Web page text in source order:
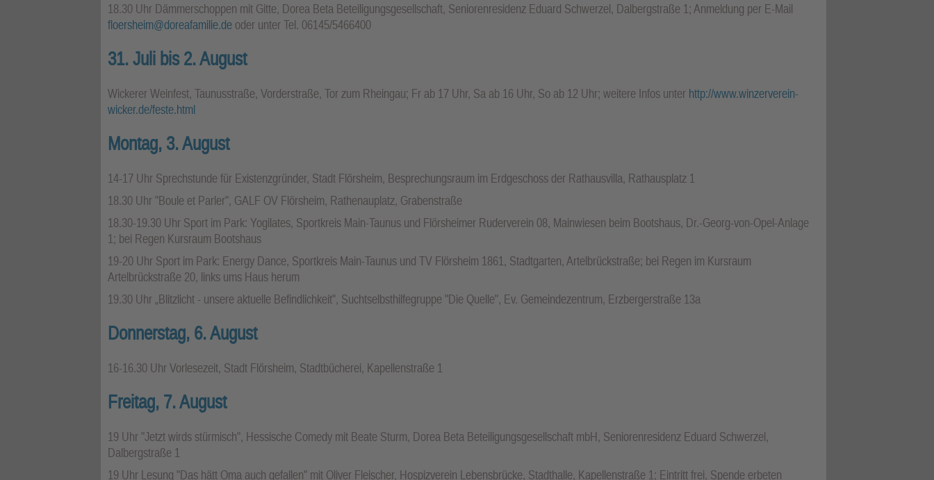
18.30 Uhr Dämmerschoppen mit Gitte, Dorea Beta Beteiligungsgesellschaft, Seniorenresidenz Eduard Schwerzel, Dalbergstraße 1; Anmeldung per E-Mail
floersheim@doreafamilie.de oder unter Tel. 06145/5466400
31. Juli bis 2. August
Wickerer Weinfest, Taunusstraße, Vorderstraße, Tor zum Rheingau; Fr ab 17 Uhr, Sa ab 16 Uhr, So ab 12 Uhr; weitere Infos unter http://www.winzerverein-
wicker.de/feste.html
Montag, 3. August
14-17 Uhr Sprechstunde für Existenzgründer, Stadt Flörsheim, Besprechungsraum im Erdgeschoss der Rathausvilla, Rathausplatz 1
18.30 Uhr "Boule et Parler", GALF OV Flörsheim, Rathenauplatz, Grabenstraße
18.30-19.30 Uhr Sport im Park: Yogilates, Sportkreis Main-Taunus und Flörsheimer Ruderverein 08, Mainwiesen beim Bootshaus, Dr.-Georg-von-Opel-Anlage
1; bei Regen Kursraum Bootshaus
19-20 Uhr Sport im Park: Energy Dance, Sportkreis Main-Taunus und TV Flörsheim 1861, Stadtgarten, Artelbrückstraße; bei Regen im Kursraum
Artelbrückstraße 20, links ums Haus herum
19.30 Uhr „Blitzlicht - unsere aktuelle Befindlichkeit", Suchtselbsthilfegruppe "Die Quelle", Ev. Gemeindezentrum, Erzbergerstraße 13a
Donnerstag, 6. August
16-16.30 Uhr Vorlesezeit, Stadt Flörsheim, Stadtbücherei, Kapellenstraße 1
Freitag, 7. August
19 Uhr "Jetzt wirds stürmisch", Hessische Comedy mit Beate Sturm, Dorea Beta Beteiligungsgesellschaft mbH, Seniorenresidenz Eduard Schwerzel,
Dalbergstraße 1
19 Uhr Lesung "Das hätt Oma auch gefallen" mit Oliver Fleischer, Hospizverein Lebensbrücke, Stadthalle, Kapellenstraße 1; Eintritt frei, Spende erbeten